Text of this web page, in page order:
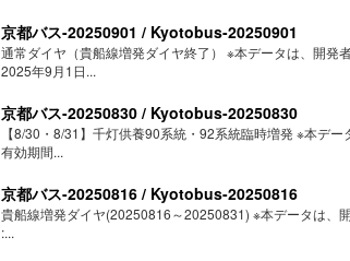
京都バス-20250901 / Kyotobus-20250901
通常ダイヤ（貴船線増発ダイヤ終了） ※本データは、開発
2025年9月1日...
京都バス-20250830 / Kyotobus-20250830
【8/30・8/31】千灯供養90系統・92系統臨時増発 ※本デ
有効期間...
京都バス-20250816 / Kyotobus-20250816
貴船線増発ダイヤ(20250816～20250831) ※本データは、
:...